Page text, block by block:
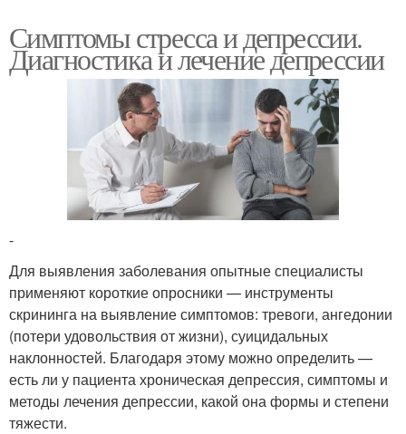
Симптомы стресса и депрессии.
Диагностика и лечение депрессии
-
Для выявления заболевания опытные специалисты
применяют короткие опросники — инструменты
скрининга на выявление симптомов: тревоги, ангедонии
(потери удовольствия от жизни), суицидальных
наклонностей. Благодаря этому можно определить —
есть ли у пациента хроническая депрессия, симптомы и
методы лечения депрессии, какой она формы и степени
тяжести.